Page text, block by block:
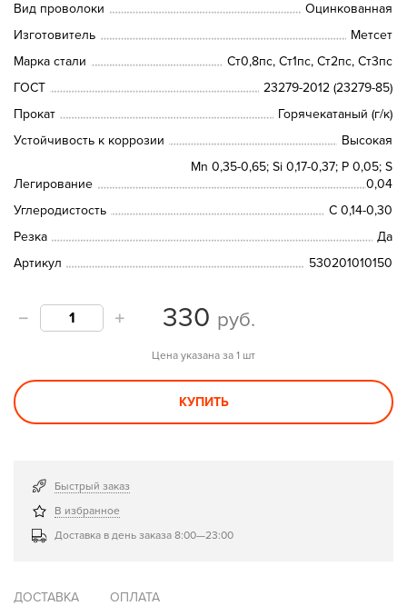
Вид проволоки
Оцинкованная
Изготовитель
Метсет
Марка стали
Ст0,8пс, Ст1пс, Ст2пс, Ст3пс
ГОСТ
23279-2012 (23279-85)
Прокат
Горячекатаный (г/к)
Устойчивость к коррозии
Высокая
Легирование
Mn 0,35-0,65; Si 0,17-0,37; P 0,05; S
0,04
Углеродистость
C 0,14-0,30
Резка
Да
Артикул
530201010150
330 руб.
Цена указана за 1 шт
КУПИТЬ
Быстрый заказ
В избранное
Доставка в день заказа 8:00—23:00
ДОСТАВКА ОПЛАТА